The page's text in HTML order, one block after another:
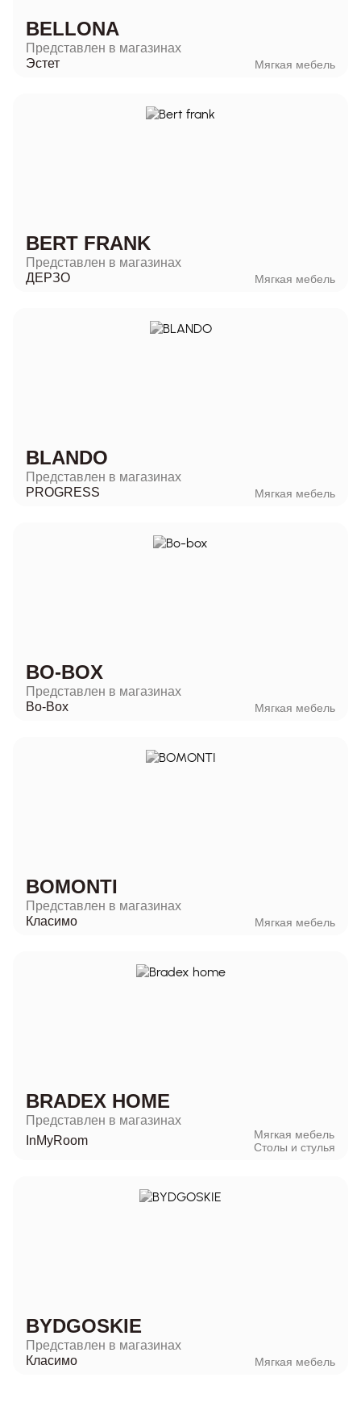
BELLONA
Представлен в магазинах
Эстет
Мягкая мебель
BERT FRANK
Представлен в магазинах
ДЕРЗО
Мягкая мебель
BLANDO
Представлен в магазинах
PROGRESS
Мягкая мебель
BO-BOX
Представлен в магазинах
Bo-Box
Мягкая мебель
BOMONTI
Представлен в магазинах
Класимо
Мягкая мебель
BRADEX HOME
Представлен в магазинах
InMyRoom
Мягкая мебель
Столы и стулья
BYDGOSKIE
Представлен в магазинах
Класимо
Мягкая мебель